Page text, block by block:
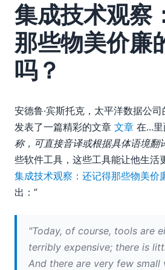
2013
2012
2011
2010
2009
04
05
06
07
08
09
Altova公司将于下周在微软开发者大
集成技术观察：还记得那些物美价廉
Oracle OpenWorld 2008 总结回顾
集成技术观察
那些物美价廉
吗？
安德鲁·宾斯托克，太平洋数据公
发表了一篇精彩的文章 文章 在...
称，可直接音译或根据具体语境翻
些软件工具，这些工具能让他生活
集成技术观察：还记得那些物美价
出：”
"Today, of course, tools are
terribly expensive; there is
And there are very few small